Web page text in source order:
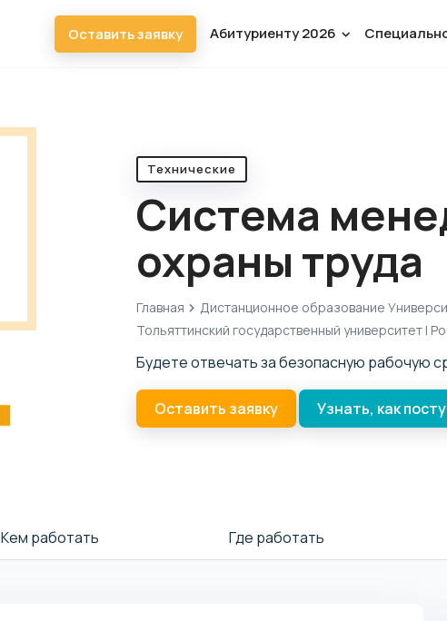
Оставить заявку Абитуриенту 2026
Технические
Система
охраны труда
Главная
Дистанционное образование
Тольяттинский государственный университет |
Будете отвечать за безопасную рабочую
Оставить заявку Узнать, как
Кем работать Где работать